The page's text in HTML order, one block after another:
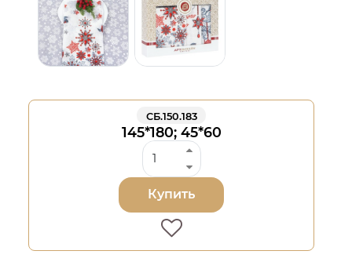
СБ.150.183
145*180; 45*60
Купить